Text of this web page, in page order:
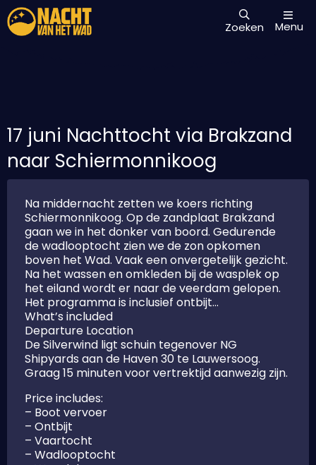
Zoeken Menu
17 juni Nachttocht via Brakzand
naar Schiermonnikoog
Na middernacht zetten we koers richting
Schiermonnikoog. Op de zandplaat Brakzand
gaan we in het donker van boord. Gedurende
de wadlooptocht zien we de zon opkomen
boven het Wad. Vaak een onvergetelijk gezicht.
Na het wassen en omkleden bij de wasplek op
het eiland wordt er naar de veerdam gelopen.
Het programma is inclusief ontbijt…
What’s included
Departure Location
De Silverwind ligt schuin tegenover NG
Shipyards aan de Haven 30 te Lauwersoog.
Graag 15 minuten voor vertrektijd aanwezig zijn.
Price includes:
– Boot vervoer
– Ontbijt
– Vaartocht
– Wadlooptocht